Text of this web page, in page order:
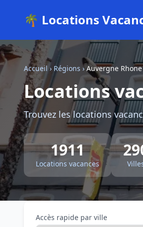
🌴 Locations
Accueil› Régions › Auvergne
Locations
Trouvez les locations
1911
Locations vacances
Accès rapide par ville